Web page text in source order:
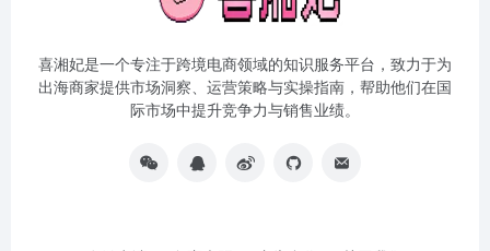
喜湘妃是一个专注于跨境电商领域的知识服务平台，致力于为
出海商家提供市场洞察、运营策略与实操指南，帮助他们在国
际市场中提升竞争力与销售业绩。